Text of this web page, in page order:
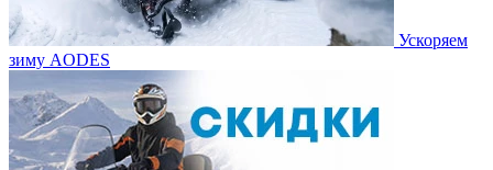
Ускоряем
зиму AODES